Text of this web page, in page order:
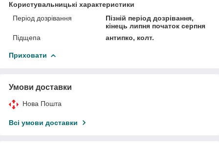
Користувальницькі характеристики
Період дозрівання
Пізній період дозрівання,
кінець липня початок серпня
Підщепа
антипко, колт.
Приховати
Умови доставки
Нова Пошта
Всі умови доставки